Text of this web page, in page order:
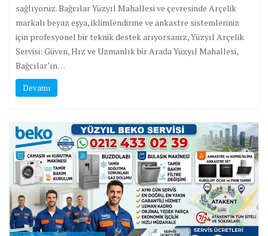
sağlıyoruz. Bağcılar Yüzyıl Mahallesi ve çevresinde Arçelik
markalı beyaz eşya, iklimlendirme ve ankastre sistemleriniz
için profesyonel bir teknik destek arıyorsanız, Yüzyıl Arçelik
Servisi: Güven, Hız ve Uzmanlık bir Arada Yüzyıl Mahallesi,
Bağcılar’ın…
Devamı